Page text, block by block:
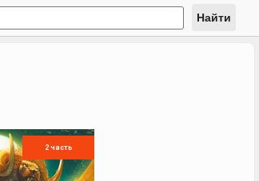
Найти
2 часть